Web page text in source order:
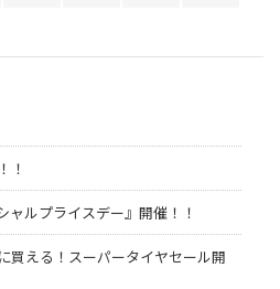
！
ャルプライスデー』開催！！
買える！スーパータイヤセール開